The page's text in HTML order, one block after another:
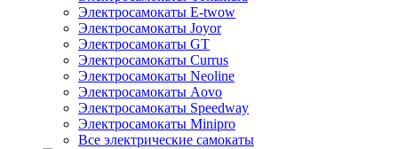
Электросамокаты E-twow
Электросамокаты Joyor
Электросамокаты GT
Электросамокаты Currus
Электросамокаты Neoline
Электросамокаты Aovo
Электросамокаты Speedway
Электросамокаты Minipro
Все электрические самокаты